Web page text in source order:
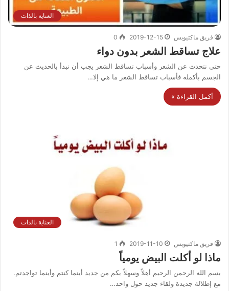
العناية بالذات
فريق ماكتيوبس 2019-12-15
0
علاج تساقط الشعر بدون دواء
حتى نتحدث عن الشعر وأسباب تساقط الشعر يجب أن نبدأ بالحديث عن
الجسم بأكمله فأسباب تساقط الشعر ما هي إلا…
أكمل القراءة »
العناية بالذات
فريق ماكتيوبس 2019-11-10
1
ماذا لو أكلت البيض يومياً
بسم الله الرحمن الرحيم أهلاً وسهلاً بكم من جديد أينما كنتم وأينما تواجدتم.
مع إطلالة جديدة ولقاء جديد حول واحد…